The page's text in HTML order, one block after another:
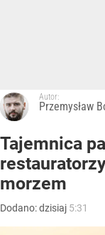
Autor:
Przemysław
Tajemnica
morzem
Dodano:dzisiaj 5:31